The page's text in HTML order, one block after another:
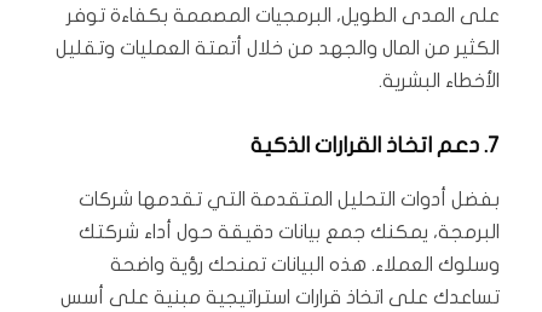
على المدى الطويل، البرمجيات المصممة بكفاءة توفر
الكثير من المال والجهد من خلال أتمتة العمليات وتقليل
الأخطاء البشرية.
7. دعم اتخاذ القرارات الذكية
بفضل أدوات التحليل المتقدمة التي تقدمها شركات
البرمجة، يمكنك جمع بيانات دقيقة حول أداء شركتك
وسلوك العملاء. هذه البيانات تمنحك رؤية واضحة
تساعدك على اتخاذ قرارات استراتيجية مبنية على أسس